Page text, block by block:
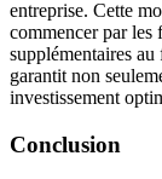
entreprise. Cette
commencer par les
supplémentaires
garantit non
investissement
Conclusion